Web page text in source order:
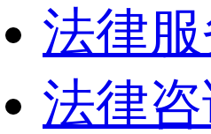
法律
法律